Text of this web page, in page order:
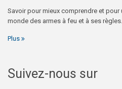
Savoir pour mieux comprendre et
monde des armes à feu et à ses règles.
Plus
Suivez-nous sur